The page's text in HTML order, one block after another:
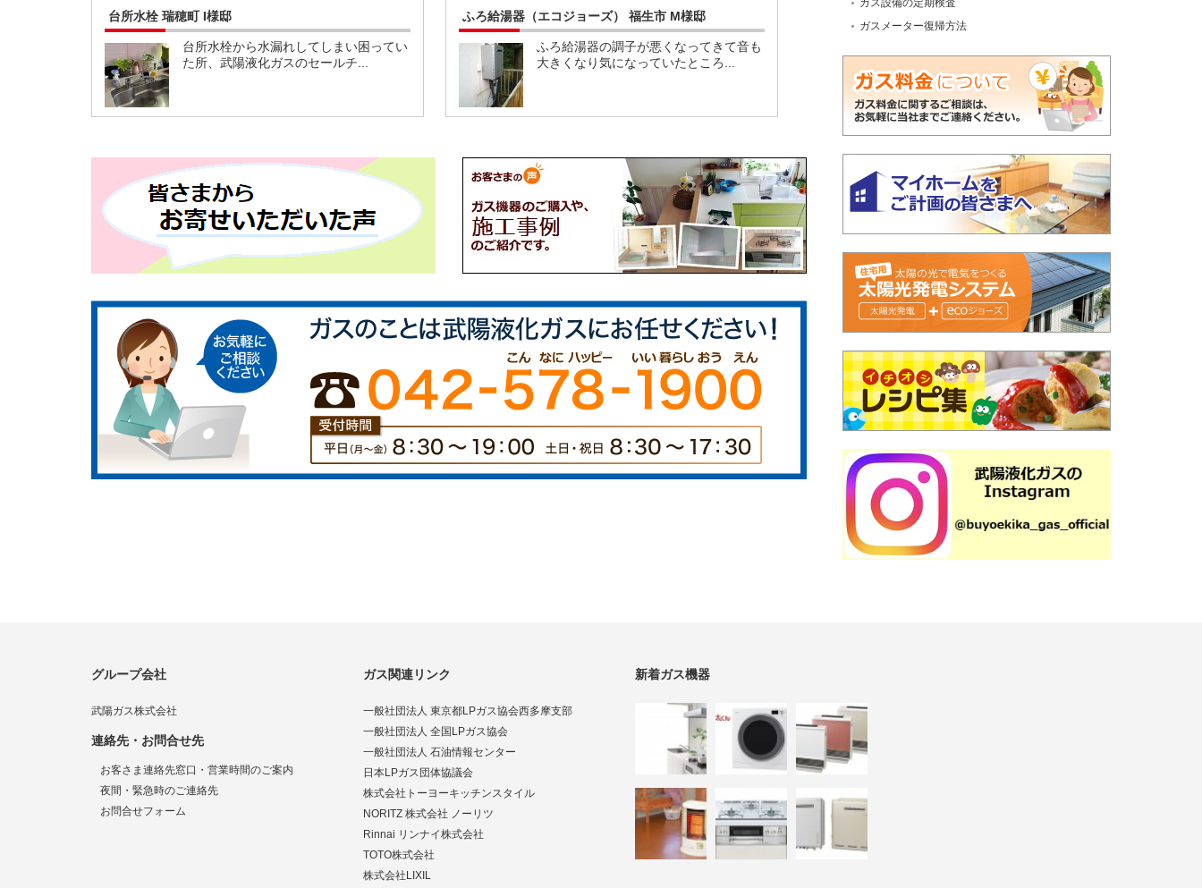
台所水栓 瑞穂町 I様邸
台所水栓から水漏れしてしまい困ってい
た所、武陽液化ガスのセールチ...
ふろ給湯器（エコジョーズ） 福生市 M様邸
ふろ給湯器の調子が悪くなってきて音も
大きくなり気になっていたところ...
ガス設備の定期検査
ガスメーター復帰方法
グループ会社
武陽ガス株式会社
連絡先・お問合せ先
お客さま連絡先窓口・営業時間のご案内
夜間・緊急時のご連絡先
お問合せフォーム
ガス関連リンク
一般社団法人 東京都LPガス協会西多摩支部
一般社団法人 全国LPガス協会
一般社団法人 石油情報センター
日本LPガス団体協議会
株式会社トーヨーキッチンスタイル
NORITZ 株式会社 ノーリツ
Rinnai リンナイ株式会社
TOTO株式会社
株式会社LIXIL
新着ガス機器